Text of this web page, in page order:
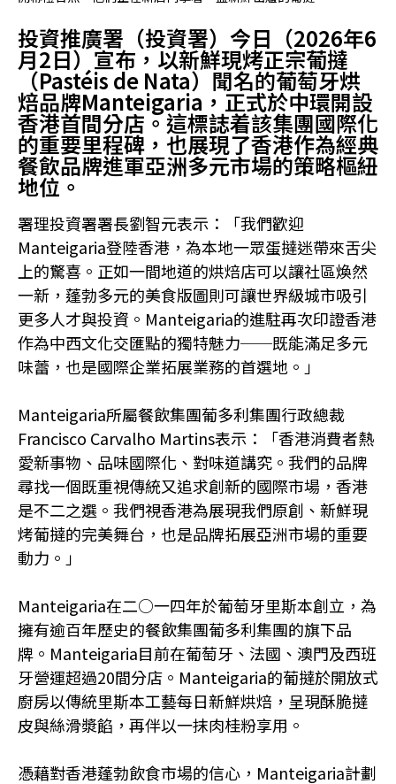
投資推廣署（投資署）今日（2026年6
月2日）宣布，以新鮮現烤正宗葡撻
（Pastéis de Nata）聞名的葡萄牙烘
焙品牌Manteigaria，正式於中環開設
香港首間分店。這標誌着該集團國際化
的重要里程碑，也展現了香港作為經典
餐飲品牌進軍亞洲多元市場的策略樞紐
地位。
署理投資署署長劉智元表示：「我們歡迎
Manteigaria登陸香港，為本地一眾蛋撻迷帶來舌尖
上的驚喜。正如一間地道的烘焙店可以讓社區煥然
一新，蓬勃多元的美食版圖則可讓世界級城市吸引
更多人才與投資。Manteigaria的進駐再次印證香港
作為中西文化交匯點的獨特魅力──既能滿足多元
味蕾，也是國際企業拓展業務的首選地。」
Manteigaria所屬餐飲集團葡多利集團行政總裁
Francisco Carvalho Martins表示：「香港消費者熱
愛新事物、品味國際化、對味道講究。我們的品牌
尋找一個既重視傳統又追求創新的國際市場，香港
是不二之選。我們視香港為展現我們原創、新鮮現
烤葡撻的完美舞台，也是品牌拓展亞洲市場的重要
動力。」
Manteigaria在二○一四年於葡萄牙里斯本創立，為
擁有逾百年歷史的餐飲集團葡多利集團的旗下品
牌。Manteigaria目前在葡萄牙、法國、澳門及西班
牙營運超過20間分店。Manteigaria的葡撻於開放式
廚房以傳統里斯本工藝每日新鮮烘焙，呈現酥脆撻
皮與絲滑漿餡，再伴以一抹肉桂粉享用。
憑藉對香港蓬勃飲食市場的信心，Manteigaria計劃